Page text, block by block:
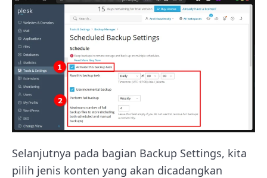
Selanjutnya pada bagian Backup Settings, kita
pilih jenis konten yang akan dicadangkan